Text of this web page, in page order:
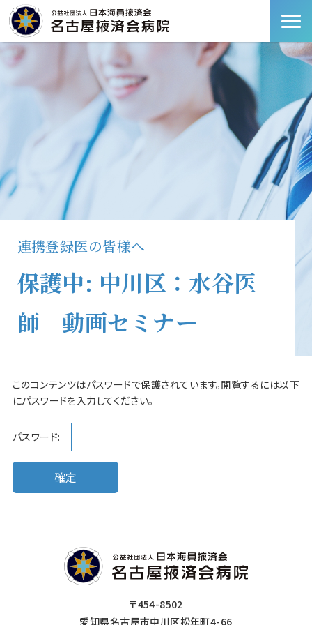
連携登録医の皆様へ
保護中: 中川区：水谷医
師 動画セミナー
このコンテンツはパスワードで保護されています。閲覧するには以下
にパスワードを入力してください。
パスワード:
〒454-8502
愛知県名古屋市中川区松年町4-66